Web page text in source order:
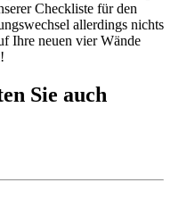
Checkliste für den
allerdings nichts
Ihre neuen vier Wände
Sie auch